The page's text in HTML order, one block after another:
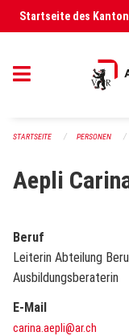
Navigation überspringen
Startseite des
STARTSEITE PERSONEN
Aepli
Beruf
Leiterin Abteilung
Ausbildungsberaterin
E-Mail
carina.aepli@ar.ch